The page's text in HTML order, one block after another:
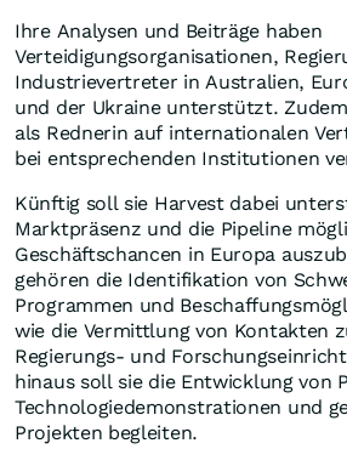
Ihre Analysen und Beiträge haben
Verteidigungsorganisationen,
Industrievertreter in Australien,
und der Ukraine unterstützt.
als Rednerin auf internationalen
bei entsprechenden Institutionen
Künftig soll sie Harvest dabei
Marktpräsenz und die Pipeline
Geschäftschancen in Europa
gehören die Identifikation von
Programmen und
wie die Vermittlung von Kontakten
Regierungs- und
hinaus soll sie die Entwicklung von
Technologiedemonstrationen und
Projekten begleiten.